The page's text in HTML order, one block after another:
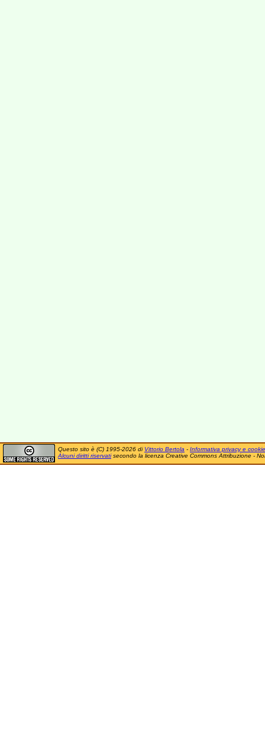
Questo sito è (C) 1995-2026 di Vittorio Bertola - Informativa privacy e cookie
Alcuni diritti riservatisecondo la licenza Creative Commons Attribuzione -